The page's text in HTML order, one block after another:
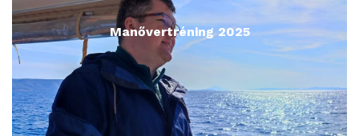
Manővertréning 2025